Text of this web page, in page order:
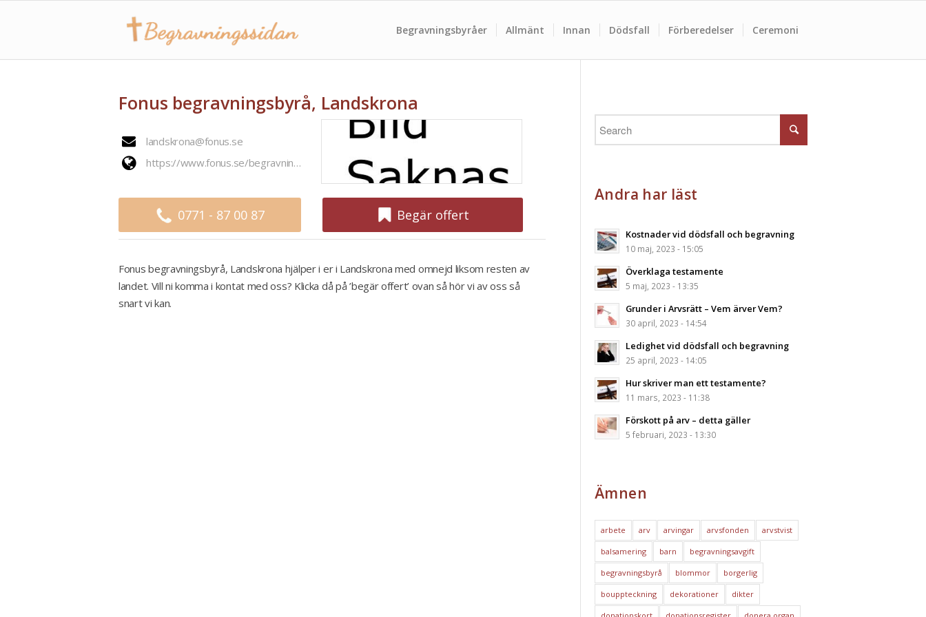
Begravningsbyråer Allmänt Innan Dödsfall Förberedelser Ceremoni
Fonus begravningsbyrå, Landskrona
landskrona@fonus.se
https://www.fonus.se/begravningsbyra/landskrona/
0771 - 87 00 87 Begär offert
Fonus begravningsbyrå, Landskrona hjälper i er i Landskrona med omnejd liksom resten av
landet. Vill ni komma i kontat med oss? Klicka då på ’begär offert’ ovan så hör vi av oss så
snart vi kan.
Andra har läst
Kostnader vid dödsfall och begravning
10 maj, 2023 - 15:05
Överklaga testamente
5 maj, 2023 - 13:35
Grunder i Arvsrätt – Vem ärver Vem?
30 april, 2023 - 14:54
Ledighet vid dödsfall och begravning
25 april, 2023 - 14:05
Hur skriver man ett testamente?
11 mars, 2023 - 11:38
Förskott på arv – detta gäller
5 februari, 2023 - 13:30
Ämnen
arbete arv arvingar arvsfonden arvstvist
balsamering barn begravningsavgift
begravningsbyrå blommor borgerlig
bouppteckning dekorationer dikter